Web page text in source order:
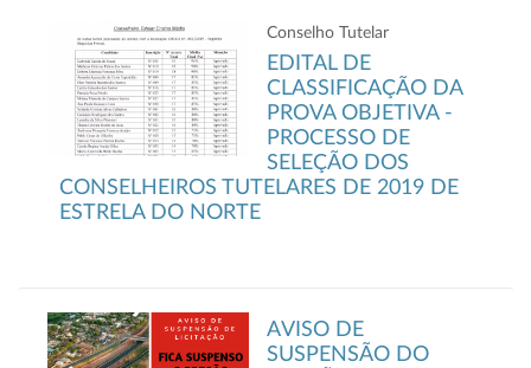
Conselho Tutelar
EDITAL DE
CLASSIFICAÇÃO DA
PROVA OBJETIVA -
PROCESSO DE
SELEÇÃO DOS
CONSELHEIROS TUTELARES DE 2019 DE
ESTRELA DO NORTE
AVISO DE
SUSPENSÃO DO